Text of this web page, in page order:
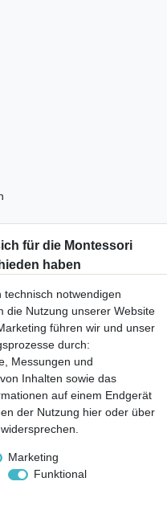
Materialien und
gelesen habe. Sie
technisch notwendigen
die Nutzung unserer Website
führen wir und unser
durch:
Messungen und
Inhalten sowie das
auf einem Endgerät
der Nutzung hier oder über
Marketing
Funktional